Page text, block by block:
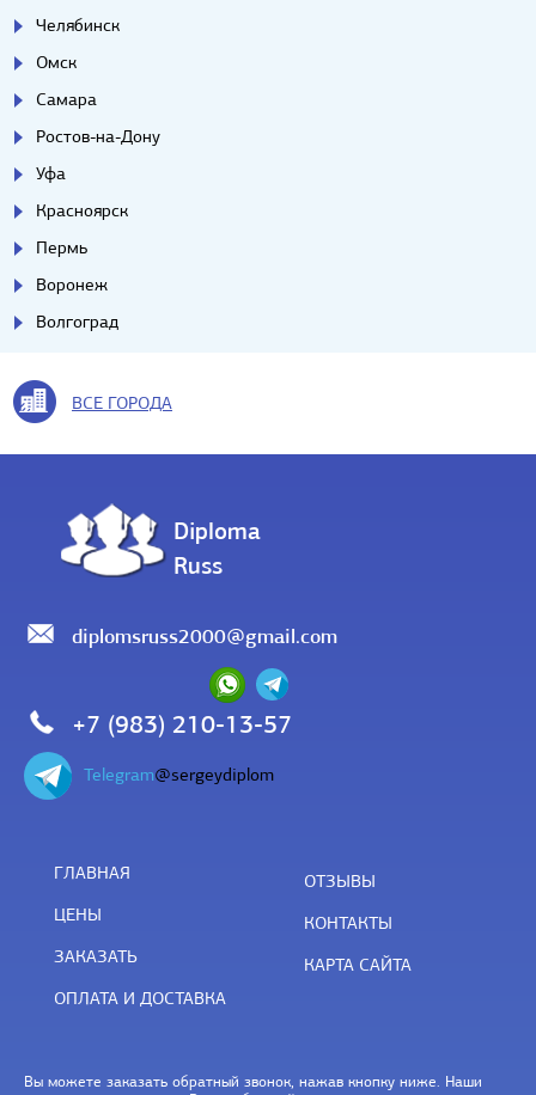
Челябинск
Омск
Самара
Ростов-на-Дону
Уфа
Красноярск
Пермь
Воронеж
Волгоград
ВСЕ ГОРОДА
Diploma
Russ
diplomsruss2000@gmail.com
+7 (983) 210-13-57
Telegram@sergeydiplom
ГЛАВНАЯ
ЦЕНЫ
ЗАКАЗАТЬ
ОПЛАТА И ДОСТАВКА
ОТЗЫВЫ
КОНТАКТЫ
КАРТА САЙТА
Вы можете заказать обратный звонок, нажав кнопку ниже. Наши